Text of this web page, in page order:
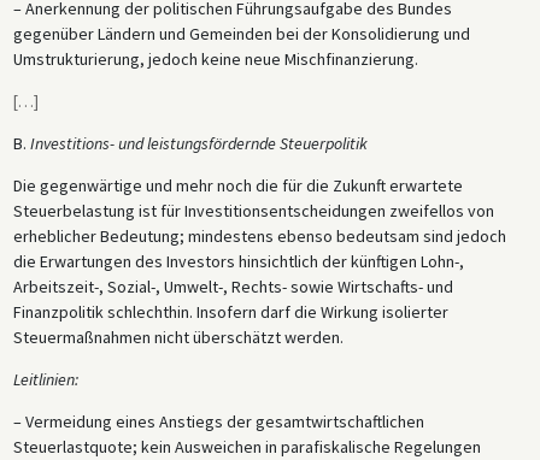
– Anerkennung der politischen Führungsaufgabe des Bundes
gegenüber Ländern und Gemeinden bei der Konsolidierung und
Umstrukturierung, jedoch keine neue Mischfinanzierung.
[…]
B. Investitions- und leistungsfördernde Steuerpolitik
Die gegenwärtige und mehr noch die für die Zukunft erwartete
Steuerbelastung ist für Investitionsentscheidungen zweifellos von
erheblicher Bedeutung; mindestens ebenso bedeutsam sind jedoch
die Erwartungen des Investors hinsichtlich der künftigen Lohn-,
Arbeitszeit-, Sozial-, Umwelt-, Rechts- sowie Wirtschafts- und
Finanzpolitik schlechthin. Insofern darf die Wirkung isolierter
Steuermaßnahmen nicht überschätzt werden.
Leitlinien:
– Vermeidung eines Anstiegs der gesamtwirtschaftlichen
Steuerlastquote; kein Ausweichen in parafiskalische Regelungen